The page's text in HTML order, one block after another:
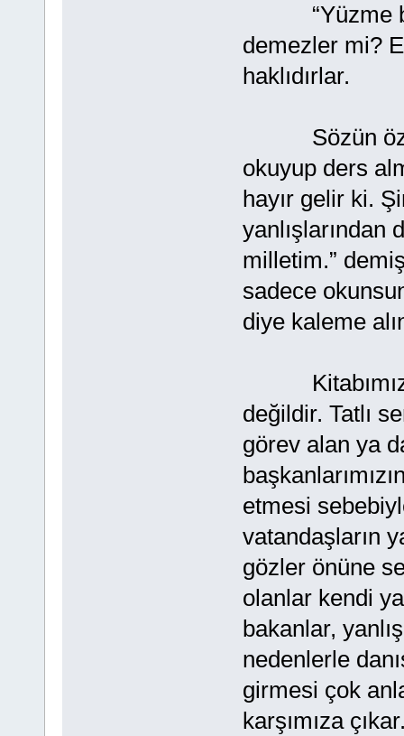
“Yüzme
demezler mi?
haklıdırlar.
Sözün özü,
okuyup ders
hayır gelir ki.
yanlışlarından
milletim.”
sadece
diye kaleme
değildir. Tatlı
görev alan ya
etmesi
vatandaşların
gözler önüne
olanlar kendi
bakanlar,
nedenlerle
girmesi çok
karşımıza